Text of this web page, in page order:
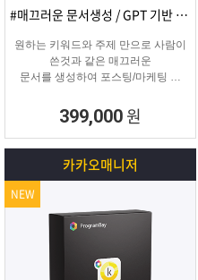
#매끄러운 문서생성 / GPT 기반 문서
원하는 키워드와 주제 만으로 사람이
쓴것과 같은 매끄러운
문서를 생성하여 포스팅/마케팅 시
소모되는 시간을 없애주는 고퀄리티
문서생성 프로그램입니다.
399,000 원
카카오매니저
NEW